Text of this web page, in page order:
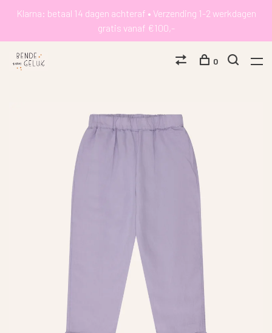
Klarna: betaal 14 dagen achteraf • Verzending 1-2 werkdagen
gratis vanaf €100,-
0